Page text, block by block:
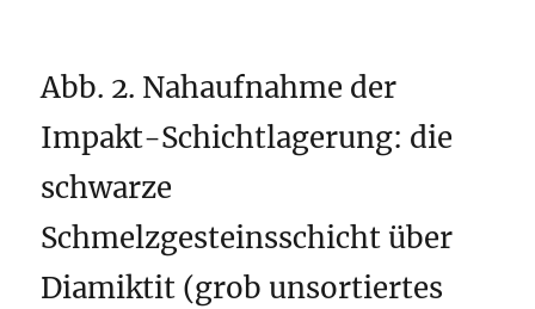
Abb. 2. Nahaufnahme der
Impakt-Schichtlagerung: die
schwarze
Schmelzgesteinsschicht über
Diamiktit (grob unsortiertes